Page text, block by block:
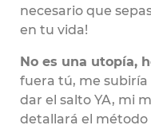
necesario que
en tu vida!
No es una utopía,
fuera tú, me subiría
dar el salto YA, mi
detallará el método